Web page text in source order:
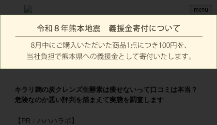
menu
キラリ麹の炭クレンズ生酵素は痩せないって口コミは本当？
危険なのか悪い評判を踏まえて実態を調査します
【PR：ハハハラボ】